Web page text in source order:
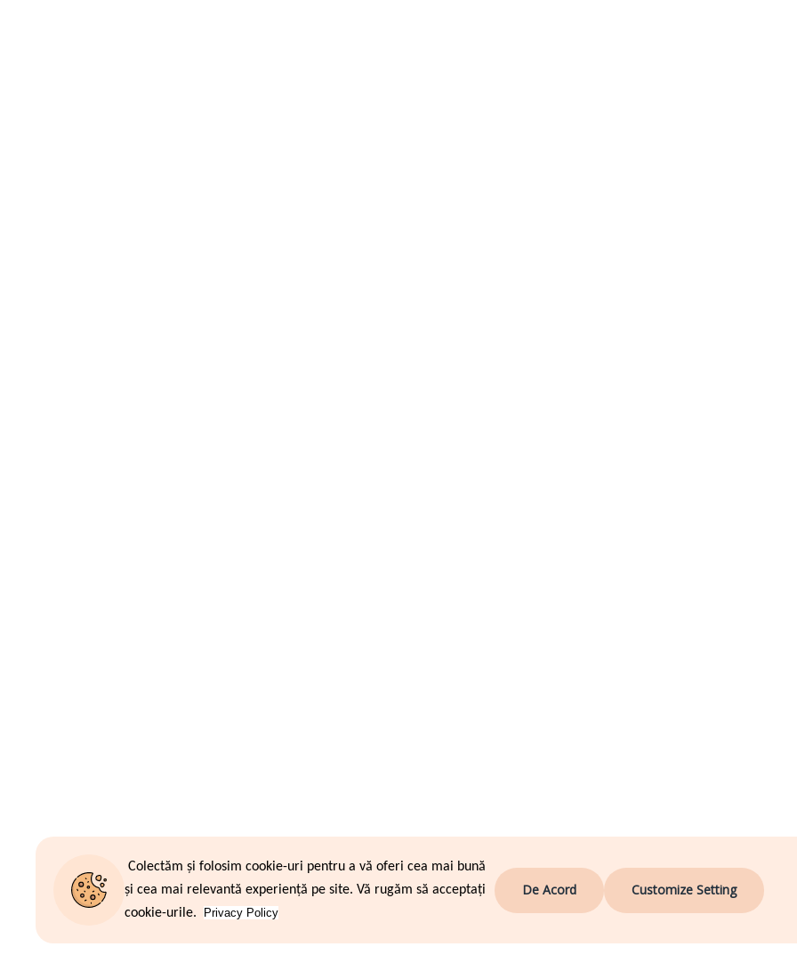
Colectăm și folosim cookie-uri pentru a vă oferi cea mai bună
și cea mai relevantă experiență pe site. Vă rugăm să acceptați
cookie-urile.
Privacy Policy
De Acord Customize Setting